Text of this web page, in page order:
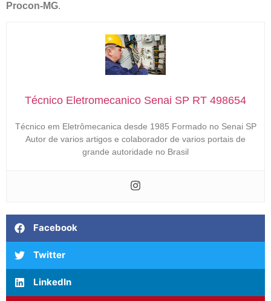
Procon-MG.
Técnico Eletromecanico Senai SP RT 498654
Técnico em Eletrômecanica desde 1985 Formado no Senai SP
Autor de varios artigos e colaborador de varios portais de
grande autoridade no Brasil
Facebook
Twitter
LinkedIn